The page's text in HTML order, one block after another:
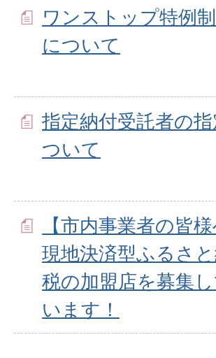
ワンストップ特例
について
指定納付受託者の
ついて
【市内事業者の皆様
現地決済型ふるさ
税の加盟店を募集
います！